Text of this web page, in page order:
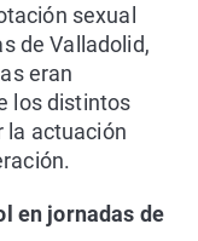
sexual
de Valladolid,
eran
los distintos
la actuación
en jornadas de